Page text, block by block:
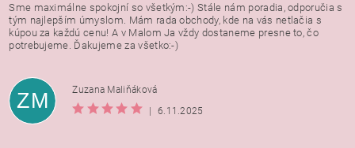
Sme maximálne spokojní so všetkým:-) Stále nám poradia, odporučia s
tým najlepším úmyslom. Mám rada obchody, kde na vás netlačia s
kúpou za každú cenu! A v Malom Ja vždy dostaneme presne to, čo
potrebujeme. Ďakujeme za všetko:-)
ZM
Zuzana Maliňáková
|
6.11.2025